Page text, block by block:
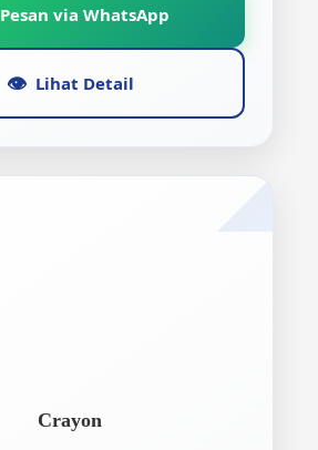
Pesan via WhatsApp
👁️ Lihat Detail
Crayon